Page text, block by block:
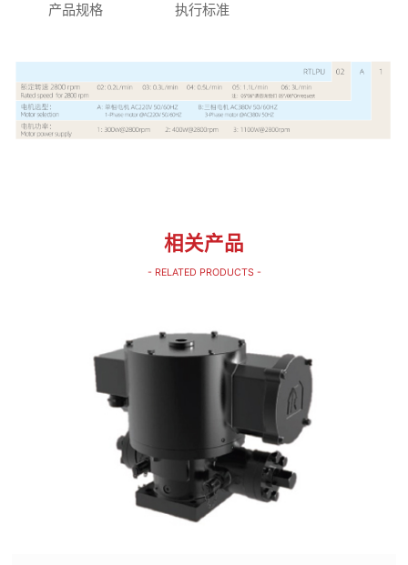
产品规格 执行标准
相关产品
- RELATED PRODUCTS -